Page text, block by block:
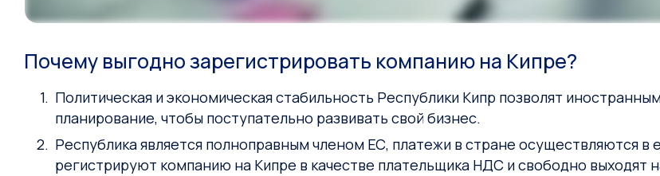
Почему выгодно зарегистрировать компанию на Кипре?
Политическая и экономическая стабильность Республики Кипр позволят
планирование, чтобы поступательно развивать свой бизнес.
Республика является полноправным членом ЕС, платежи в стране осуществляются
регистрируют компанию на Кипре в качестве плательщика НДС и свободно выходят